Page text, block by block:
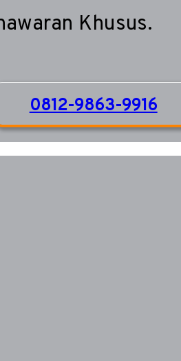
Khusus.
0812-9863-9916